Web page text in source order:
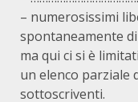
– numerosissimi
spontaneamente
ma qui ci si è
un elenco parziale
sottoscriventi.